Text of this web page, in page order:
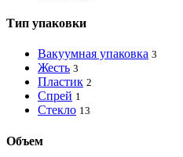
Тип упаковки
Вакуумная упаковка 3
Жесть 3
Пластик 2
Спрей 1
Стекло 13
Объем